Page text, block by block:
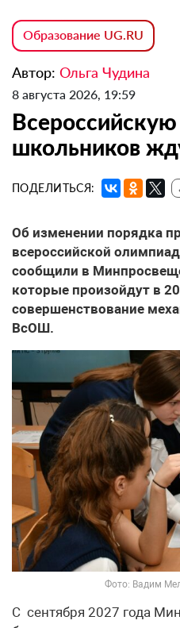
Образование UG.RU
Автор: Ольга Чудина
8 августа 2026, 19:59
школьников
ПОДЕЛИТЬСЯ:
Об изменении порядка
всероссийской
сообщили в
которые произойдут в
совершенствование
ВсОШ.
Фото: Вадим
С сентября 2027 года